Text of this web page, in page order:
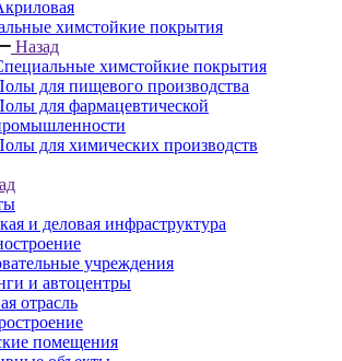
химстойкие покрытия
Назад
химстойкие покрытия
для пищевого производства
для фармацевтической
для химических производств
и деловая инфраструктура
учреждения
и автоцентры
отрасль
помещения